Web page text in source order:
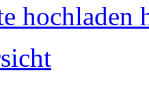
hochladen